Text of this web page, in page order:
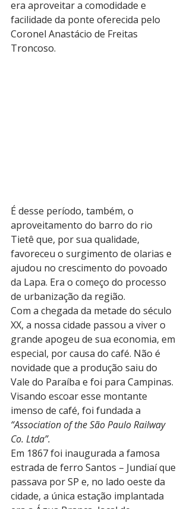
era aproveitar a comodidade e
facilidade da ponte oferecida pelo
Coronel Anastácio de Freitas
Troncoso.
É desse período, também, o
aproveitamento do barro do rio
Tietê que, por sua qualidade,
favoreceu o surgimento de olarias e
ajudou no crescimento do povoado
da Lapa. Era o começo do processo
de urbanização da região.
Com a chegada da metade do século
XX, a nossa cidade passou a viver o
grande apogeu de sua economia, em
especial, por causa do café. Não é
novidade que a produção saiu do
Vale do Paraíba e foi para Campinas.
Visando escoar esse montante
imenso de café, foi fundada a
“Association of the São Paulo Railway
Co. Ltda”.
Em 1867 foi inaugurada a famosa
estrada de ferro Santos – Jundiaí que
passava por SP e, no lado oeste da
cidade, a única estação implantada